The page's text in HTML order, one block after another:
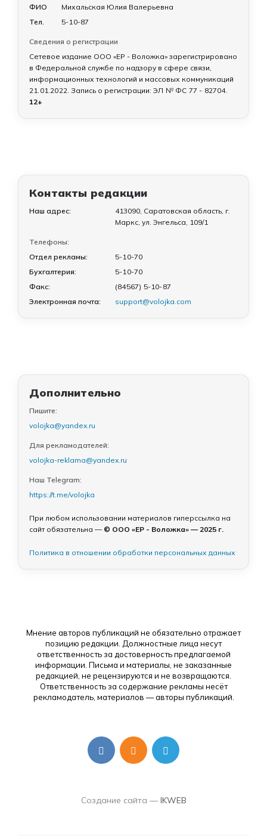
ФИО
Михальская Юлия Валерьевна
Тел.
5-10-87
Сведения о регистрации
Сетевое издание ООО «ЕР - Воложка» зарегистрировано
в Федеральной службе по надзору в сфере связи,
информационных технологий и массовых коммуникаций
21.01.2022. Запись о регистрации: ЭЛ № ФС 77 - 82704.
12+
Контакты редакции
Наш адрес:
413090, Саратовская область, г.
Маркс, ул. Энгельса, 109/1
Телефоны:
Отдел рекламы:
5-10-70
Бухгалтерия:
5-10-70
Факс:
(84567) 5-10-87
Электронная почта:
support@volojka.com
Дополнительно
Пишите:
volojka@yandex.ru
Для рекламодателей:
volojka-reklama@yandex.ru
Наш Telegram:
https://t.me/volojka
При любом использовании материалов гиперссылка на
сайт обязательна — © ООО «ЕР - Воложка» — 2025 г.
Политика в отношении обработки персональных данных
Мнение авторов публикаций не обязательно отражает
позицию редакции. Должностные лица несут
ответственность за достоверность предлагаемой
информации. Письма и материалы, не заказанные
редакцией, не рецензируются и не возвращаются.
Ответственность за содержание рекламы несёт
рекламодатель, материалов — авторы публикаций.
Создание сайта — IKWEB